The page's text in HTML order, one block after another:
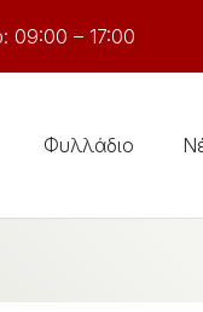
09:00 – 17:00
Φυλλάδιο